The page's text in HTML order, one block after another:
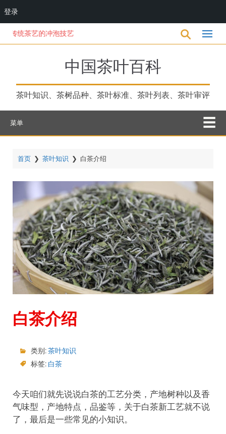
到
艺的冲泡技艺
中国茶叶百科
茶叶知识、茶树品种、茶叶标准、茶叶列表、茶叶审评
菜单
首页 ❯ 茶叶知识 ❯ 白茶介绍
白茶介绍
类别:茶叶知识
标签: 白茶
今天咱们就先说说白茶的工艺分类，产地树种以及香
气味型，产地特点，品鉴等，关于白茶新工艺就不说
了，最后是一些常见的小知识。
登录